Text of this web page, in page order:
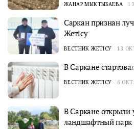
ЖАНАР МЫКТЫБАЕВА
Саркан признан
Жетісу
ВЕСТНИК ЖЕТІСУ 13
В Саркане
ВЕСТНИК ЖЕТІСУ 6
В Саркане открыли
ландшафтный парк